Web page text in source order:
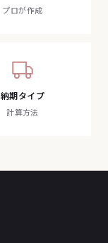
プロが作成
納期タイプ
計算方法